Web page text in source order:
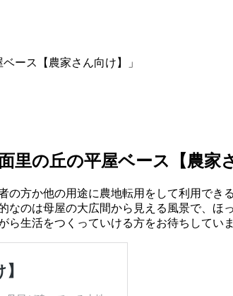
ース【農家さん向け】」
里の丘の平屋ベース【農家
方か他の用途に農地転用をして利用で
なのは母屋の大広間から見える風景で、
生活をつくっていける方をお待ちしていま